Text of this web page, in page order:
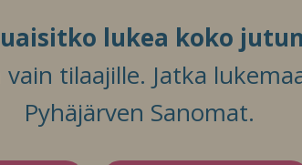
lukea koko
tilaajille. Jatka
Pyhäjärven Sanomat.